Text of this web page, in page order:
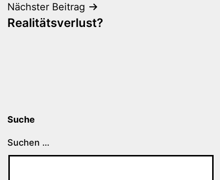
Nächster Beitrag
Realitätsverlust?
Suche
Suchen …